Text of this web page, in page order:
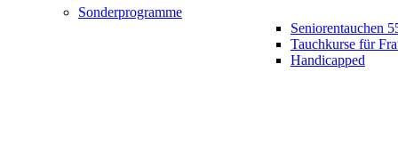
Sonderprogramme
Seniorentauchen
Tauchkurse für
Handicapped